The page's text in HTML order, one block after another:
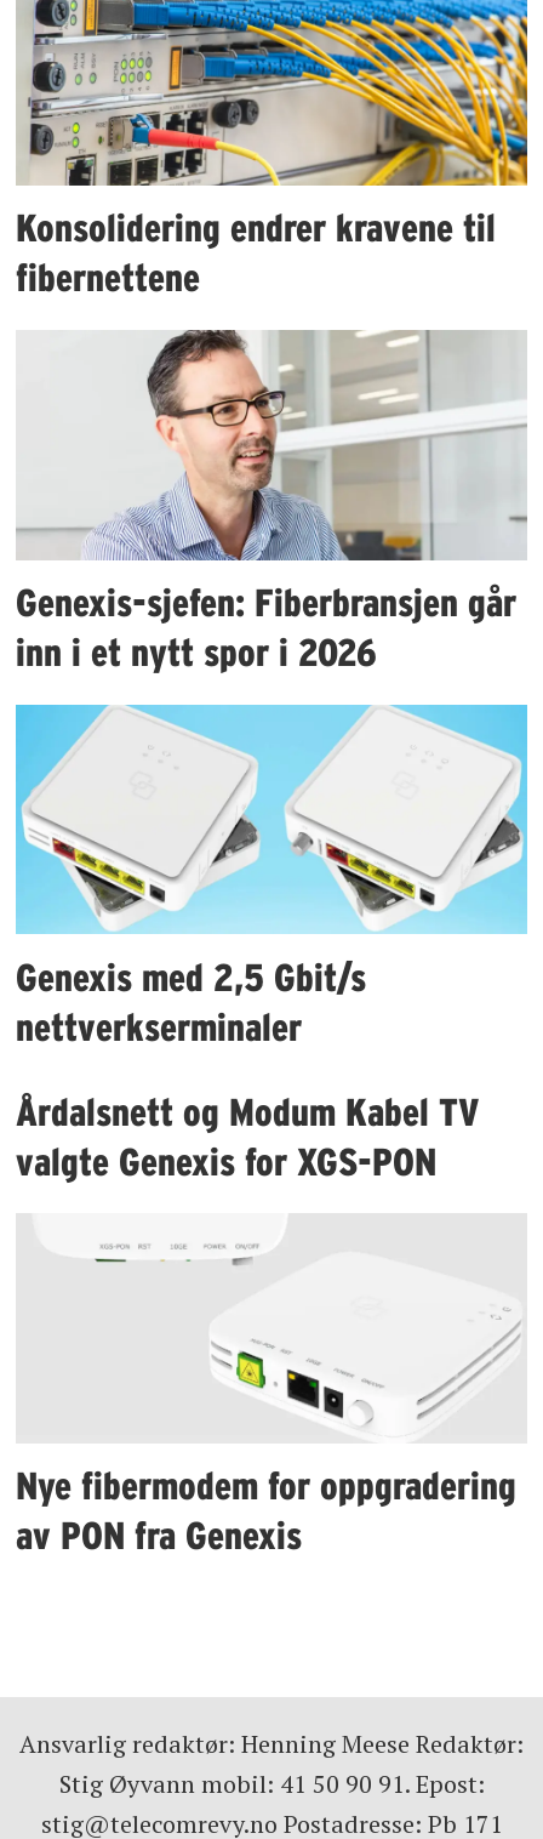
Konsolidering endrer kravene til
fibernettene
Genexis-sjefen: Fiberbransjen går
inn i et nytt spor i 2026
Genexis med 2,5 Gbit/s
nettverkserminaler
Årdalsnett og Modum Kabel TV
valgte Genexis for XGS-PON
Nye fibermodem for oppgradering
av PON fra Genexis
Ansvarlig redaktør: Henning Meese Redaktør:
Stig Øyvann mobil: 41 50 90 91. Epost:
stig@telecomrevy.no Postadresse: Pb 171